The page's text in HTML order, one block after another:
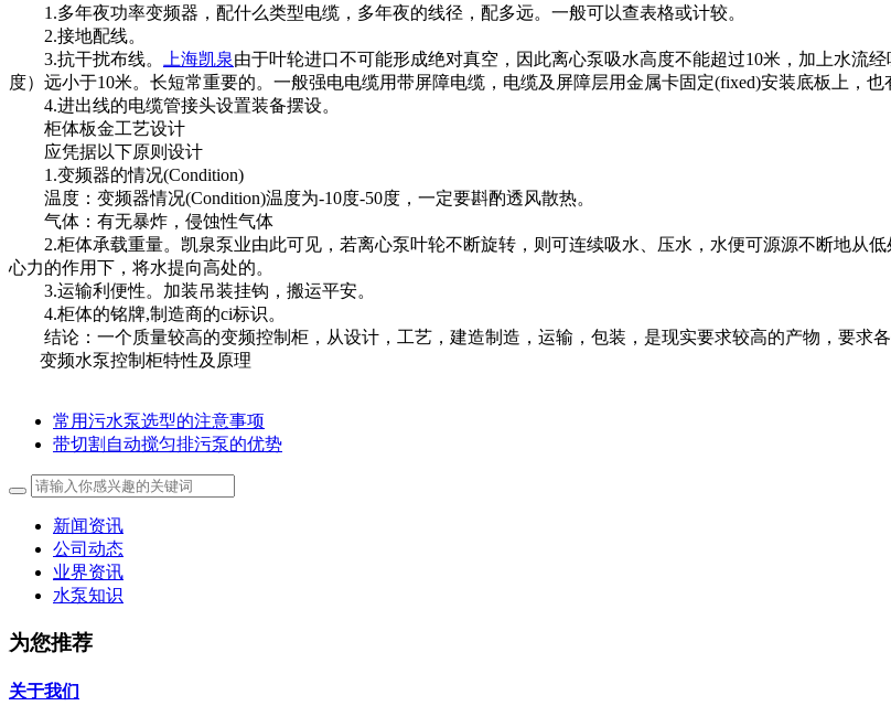
1.多年夜功率变频器，配什么类型电缆，多年夜的线径，配多远。一般可以查表格或计较。
2.接地配线。
3.抗干扰布线。
上海凯泉由于叶轮进口不可能形成绝对真空，因此离心泵吸水高度不能超过10米，加上水流
度）远小于10米。长短常重要的。一般强电电缆用带屏障电缆，电缆及屏障层用金属卡固定(fixed)安装底板上，也
4.进出线的电缆管接头设置装备摆设。
柜体板金工艺设计
应凭据以下原则设计
1.变频器的情况(Condition)
温度：变频器情况(Condition)温度为-10度-50度，一定要斟酌透风散热。
气体：有无暴炸，侵蚀性气体
2.柜体承载重量。凯泉泵业由此可见，若离心泵叶轮不断旋转，则可连续吸水、压水，水便可源源不断地从
心力的作用下，将水提向高处的。
3.运输利便性。加装吊装挂钩，搬运平安。
4.柜体的铭牌,制造商的ci标识。
结论：一个质量较高的变频控制柜，从设计，工艺，建造制造，运输，包装，是现实要求较高的产物，要求各
变频水泵控制柜特性及原理
常用污水泵选型的注意事项
带切割自动搅匀排污泵的优势
新闻资讯
公司动态
业界资讯
水泵知识
为您推荐
关于我们